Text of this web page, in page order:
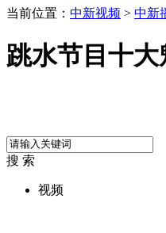
当前位置： 中新视频 > 中新
跳水节目十
搜 索
视频